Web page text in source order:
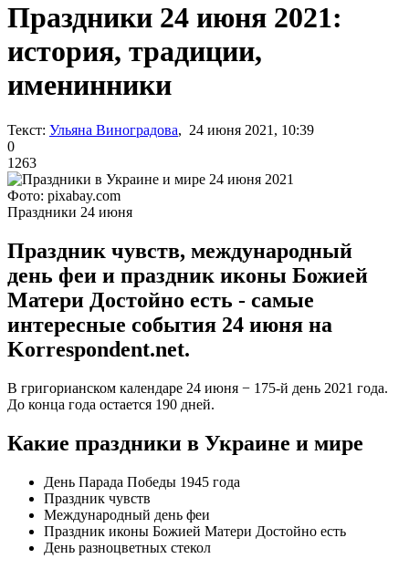
Праздники 24 июня 2021:
история, традиции,
именинники
Текст: Ульяна Виноградова, 24 июня 2021, 10:39
0
1263
Фото: pixabay.com
Праздники 24 июня
Праздник чувств, международный
день феи и праздник иконы Божией
Матери Достойно есть - самые
интересные события 24 июня на
Korrespondent.net.
В григорианском календаре 24 июня − 175-й день 2021 года.
До конца года остается 190 дней.
Какие праздники в Украине и мире
День Парада Победы 1945 года
Праздник чувств
Международный день феи
Праздник иконы Божией Матери Достойно есть
День разноцветных стекол